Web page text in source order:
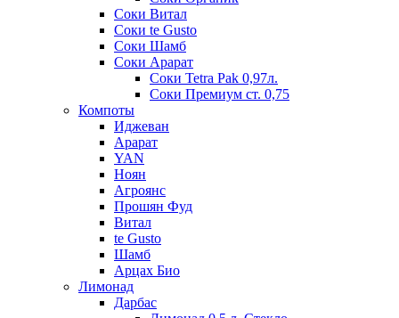
Соки Витал
Соки te Gusto
Соки Шамб
Соки Арарат
Соки Tetra Pak 0,97л.
Соки Премиум ст. 0,75
Компоты
Иджеван
Арарат
YAN
Ноян
Агроянс
Прошян Фуд
Витал
te Gusto
Шамб
Арцах Био
Лимонад
Дарбас